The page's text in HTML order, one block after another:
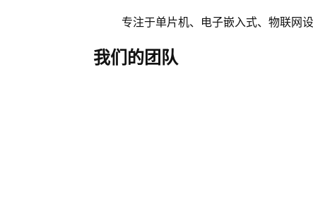
专注于单片机、电子嵌入式、物联网
我们的团队